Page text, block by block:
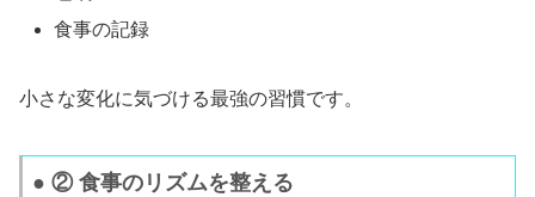
食事の記録
小さな変化に気づける最強の習慣です。
● ② 食事のリズムを整える